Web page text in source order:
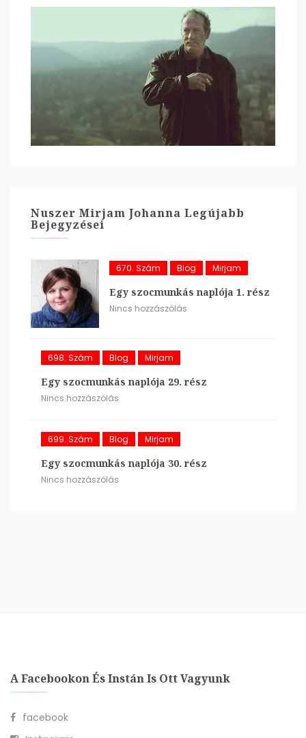
Nuszer Mirjam Johanna Legújabb
Bejegyzései
670. Szám Blog Mirjam
Egy szocmunkás naplója 1. rész
Nincs hozzászólás
698. Szám Blog Mirjam
Egy szocmunkás naplója 29. rész
Nincs hozzászólás
699. Szám Blog Mirjam
Egy szocmunkás naplója 30. rész
Nincs hozzászólás
A Facebookon És Instán Is Ott Vagyunk
facebook